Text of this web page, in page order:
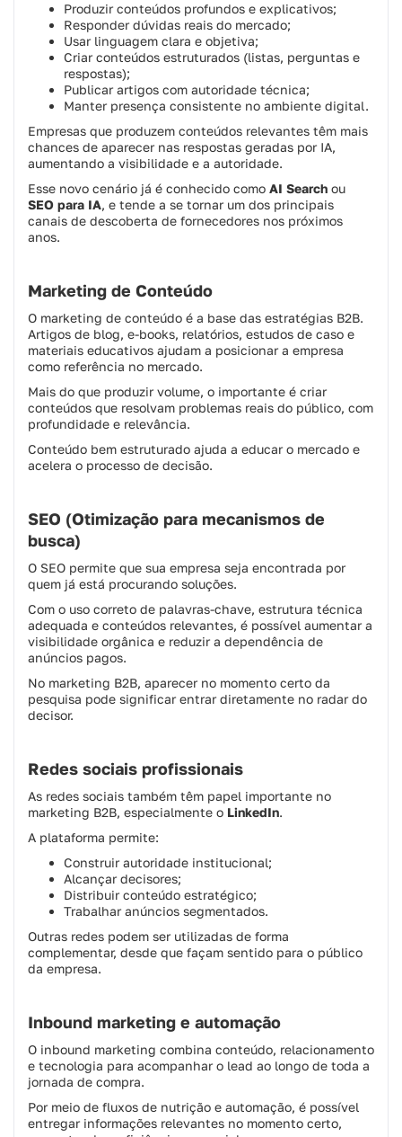
Produzir conteúdos profundos e explicativos;
Responder dúvidas reais do mercado;
Usar linguagem clara e objetiva;
Criar conteúdos estruturados (listas, perguntas e
respostas);
Publicar artigos com autoridade técnica;
Manter presença consistente no ambiente digital.
Empresas que produzem conteúdos relevantes têm mais
chances de aparecer nas respostas geradas por IA,
aumentando a visibilidade e a autoridade.
Esse novo cenário já é conhecido como AI Search ou
SEO para IA, e tende a se tornar um dos principais
canais de descoberta de fornecedores nos próximos
anos.
Marketing de Conteúdo
O marketing de conteúdo é a base das estratégias B2B.
Artigos de blog, e-books, relatórios, estudos de caso e
materiais educativos ajudam a posicionar a empresa
como referência no mercado.
Mais do que produzir volume, o importante é criar
conteúdos que resolvam problemas reais do público, com
profundidade e relevância.
Conteúdo bem estruturado ajuda a educar o mercado e
acelera o processo de decisão.
SEO (Otimização para mecanismos de
busca)
O SEO permite que sua empresa seja encontrada por
quem já está procurando soluções.
Com o uso correto de palavras-chave, estrutura técnica
adequada e conteúdos relevantes, é possível aumentar a
visibilidade orgânica e reduzir a dependência de
anúncios pagos.
No marketing B2B, aparecer no momento certo da
pesquisa pode significar entrar diretamente no radar do
decisor.
Redes sociais profissionais
As redes sociais também têm papel importante no
marketing B2B, especialmente o LinkedIn.
A plataforma permite:
Construir autoridade institucional;
Alcançar decisores;
Distribuir conteúdo estratégico;
Trabalhar anúncios segmentados.
Outras redes podem ser utilizadas de forma
complementar, desde que façam sentido para o público
da empresa.
Inbound marketing e automação
O inbound marketing combina conteúdo, relacionamento
e tecnologia para acompanhar o lead ao longo de toda a
jornada de compra.
Por meio de fluxos de nutrição e automação, é possível
entregar informações relevantes no momento certo,